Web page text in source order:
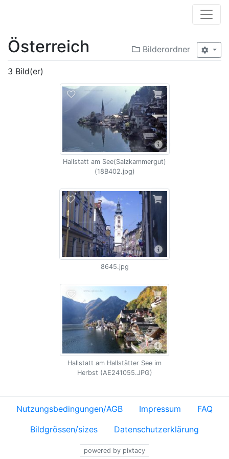
Bilderordner
Österreich
3 Bild(er)
Hallstatt am See(Salzkammergut)
(18B402.jpg)
8645.jpg
Hallstatt am Hallstätter See im
Herbst (AE241055.JPG)
Nutzungsbedingungen/AGB Impressum
FAQ
Bildgrössen/sizes
Datenschutzerklärung
powered by pixtacy